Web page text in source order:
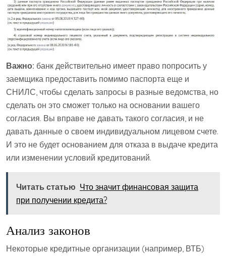
Важно: банк действительно имеет право попросить у
заемщика предоставить помимо паспорта еще и
СНИЛС, чтобы сделать запросы в разные ведомства, но
сделать он это сможет только на основании вашего
согласия. Вы вправе не давать такого согласия, и не
давать данные о своем индивидуальном лицевом счете.
И это не будет основанием для отказа в выдаче кредита
или изменении условий кредитований.
Читать статью Что значит финансовая защита
при получении кредита?
Анализ законов
Некоторые кредитные организации (например, ВТБ)